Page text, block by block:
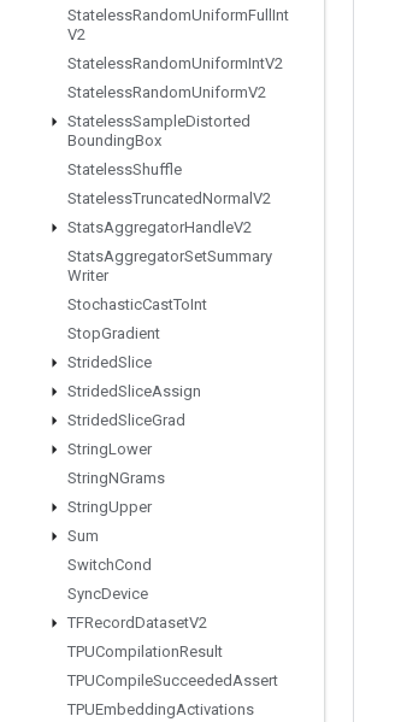
StatelessRandomUniformFull Int
V2
StatelessRandomUniformIntV2
StatelessRandomUniformV2
StatelessSampleDistorted
BoundingBox
StatelessShuffle
StatelessTruncatedNormal V2
StatsAggregatorHandleV2
StatsAggregatorSetSummary
Writer
StochasticCastToInt
StopGradient
StridedSlice
StridedSliceAssign
StridedSliceGrad
StringLower
StringNGrams
StringUpper
Sum
SwitchCond
SyncDevice
TFRecordDatasetV2
TPUCompilationResult
TPUCompileSucceededAssert
TPUEmbeddingActivations